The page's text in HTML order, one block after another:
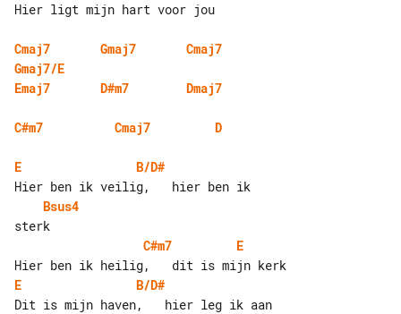
Hier ligt mijn hart voor jou
Cmaj7 Gmaj7
Cmaj7
Gmaj7/E
Emaj7
D#m7 Dmaj7
C#m7 Cmaj7 D
E
B/D#
Bsus4
C#m7
E
E
B/D#